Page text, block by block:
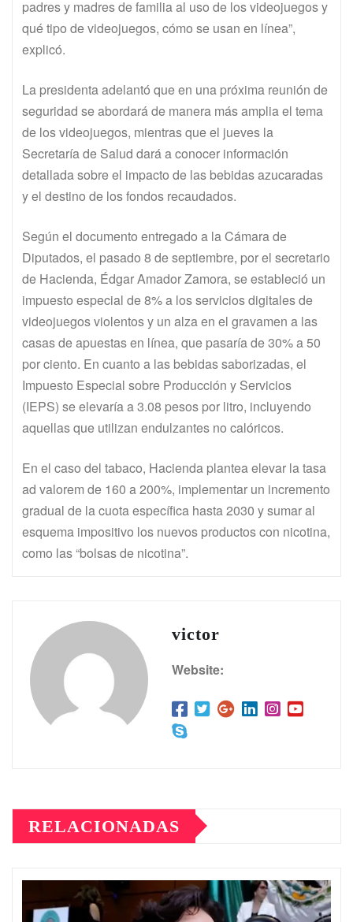
padres y madres de familia al uso de los videojuegos y
qué tipo de videojuegos, cómo se usan en línea”,
explicó.
La presidenta adelantó que en una próxima reunión de
seguridad se abordará de manera más amplia el tema
de los videojuegos, mientras que el jueves la
Secretaría de Salud dará a conocer información
detallada sobre el impacto de las bebidas azucaradas
y el destino de los fondos recaudados.
Según el documento entregado a la Cámara de
Diputados, el pasado 8 de septiembre, por el secretario
de Hacienda, Édgar Amador Zamora, se estableció un
impuesto especial de 8% a los servicios digitales de
videojuegos violentos y un alza en el gravamen a las
casas de apuestas en línea, que pasaría de 30% a 50
por ciento. En cuanto a las bebidas saborizadas, el
Impuesto Especial sobre Producción y Servicios
(IEPS) se elevaría a 3.08 pesos por litro, incluyendo
aquellas que utilizan endulzantes no calóricos.
En el caso del tabaco, Hacienda plantea elevar la tasa
ad valorem de 160 a 200%, implementar un incremento
gradual de la cuota específica hasta 2030 y sumar al
esquema impositivo los nuevos productos con nicotina,
como las “bolsas de nicotina”.
victor
Website:
RELACIONADAS